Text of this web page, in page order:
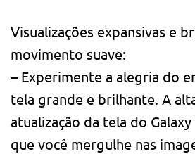
Visualizações expansivas e
movimento suave:
– Experimente a alegria do
tela grande e brilhante. A
atualização da tela do
que você mergulhe nas